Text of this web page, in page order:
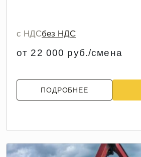
с НДСбез НДС
от 22 000 руб./смена
ПОДРОБНЕЕ